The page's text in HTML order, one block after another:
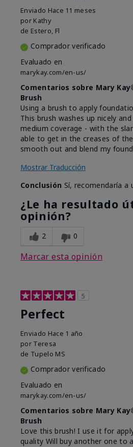
Enviado Hace 11 meses
por Kathy
de Estero, Fl
Comprador verificado
Evaluado en
marykay.com/en-us/
Comentarios sobre Mary
Brush
Using a brush to apply
This brush washes up nicely
medium coverage - with the
able to get in the creases of
smooth out and blend my
Mostrar Traducción
Conclusión Sí, recomendaría a
¿Le ha resultado
opinión?
2 0
Marcar esta opinión
5
Perfect
Enviado Hace 1 año
por Teresa
de Tupelo MS
Comprador verificado
Evaluado en
marykay.com/en-us/
Comentarios sobre Mary
Brush
Love this brush! I use it for
quality Will buy another one to